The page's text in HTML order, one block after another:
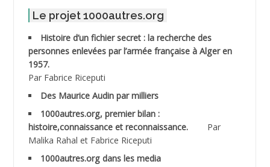
ABDELMOUMENE Ahmed
ABDESMED Mohamed ben Kaddour
ABDESSELAMI Kouider
ABDESSLEM Ahmed dit le Coiffeur
ABDOUDOU
Le projet 1000autres.org
Histoire d’un fichier secret : la recherche des
personnes enlevées par l’armée française à Alger en
1957.
Par Fabrice Riceputi
Des Maurice Audin par milliers
1000autres.org, premier bilan :
histoire,connaissance et reconnaissance.
Par
Malika Rahal et Fabrice Riceputi
1000autres.org dans les media